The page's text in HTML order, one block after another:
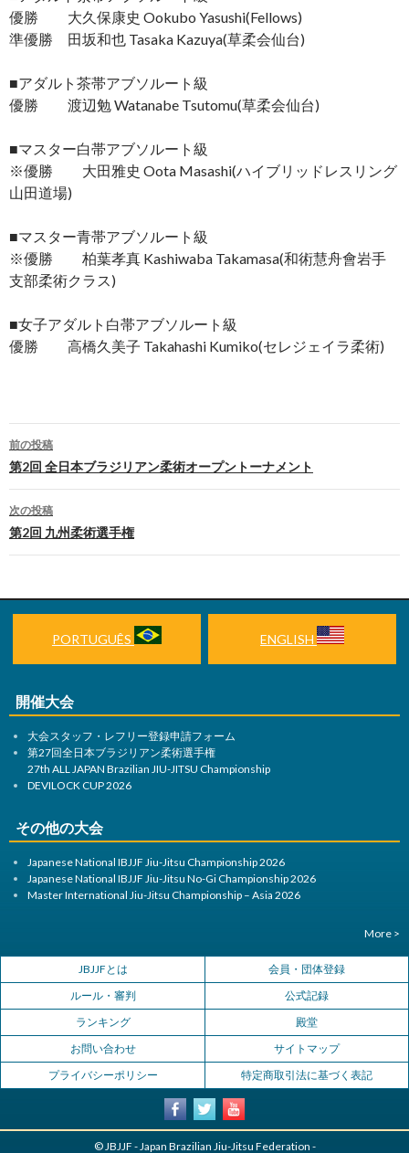
優勝 大久保康史 Ookubo Yasushi(Fellows)
準優勝 田坂和也 Tasaka Kazuya(草柔会仙台)
■アダルト茶帯アブソルート級
優勝 渡辺勉 Watanabe Tsutomu(草柔会仙台)
■マスター白帯アブソルート級
※優勝 大田雅史 Oota Masashi(ハイブリッドレスリング
山田道場)
■マスター青帯アブソルート級
※優勝 柏葉孝真 Kashiwaba Takamasa(和術慧舟會岩手
支部柔術クラス)
■女子アダルト白帯アブソルート級
優勝 高橋久美子 Takahashi Kumiko(セレジェイラ柔術)
投
稿
ナ
ゲ
シ
ョ
ン
前の投稿
第2回 全日本ブラジリアン柔術オープントーナメント
次の投稿
第2回 九州柔術選手権
PORTUGUÊS ENGLISH
開催大会
大会スタッフ・レフリー登録申請フォーム
第27回全日本ブラジリアン柔術選手権
27th ALL JAPAN Brazilian JIU-JITSU Championship
DEVILOCK CUP 2026
その他の大会
Japanese National IBJJF Jiu-Jitsu Championship 2026
Japanese National IBJJF Jiu-Jitsu No-Gi Championship 2026
Master International Jiu-Jitsu Championship – Asia 2026
More >
JBJJFとは
会員・団体登録
ルール・審判
公式記録
ランキング
殿堂
お問い合わせ
サイトマップ
プライバシーポリシー
特定商取引法に基づく表記
© JBJJF - Japan Brazilian Jiu-Jitsu Federation -